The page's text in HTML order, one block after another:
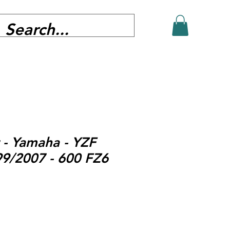
Yamaha - YZF
2007 - 600 FZ6